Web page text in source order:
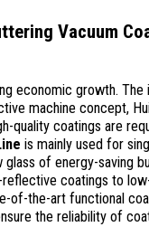
Vacuum
economic growth.
machine concept,
quality coatings are
is mainly used for
of energy-saving
coatings to
the-art functional
the reliability of